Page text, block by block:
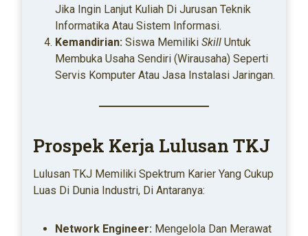
Jika Ingin Lanjut Kuliah Di Jurusan Teknik
Informatika Atau Sistem Informasi.
Kemandirian: Siswa Memiliki Skill Untuk
Membuka Usaha Sendiri (wirausaha) Seperti
Servis Komputer Atau Jasa Instalasi Jaringan.
Prospek Kerja Lulusan TKJ
Lulusan TKJ Memiliki Spektrum Karier Yang Cukup
Luas Di Dunia Industri, Di Antaranya:
Network Engineer: Mengelola Dan Merawat